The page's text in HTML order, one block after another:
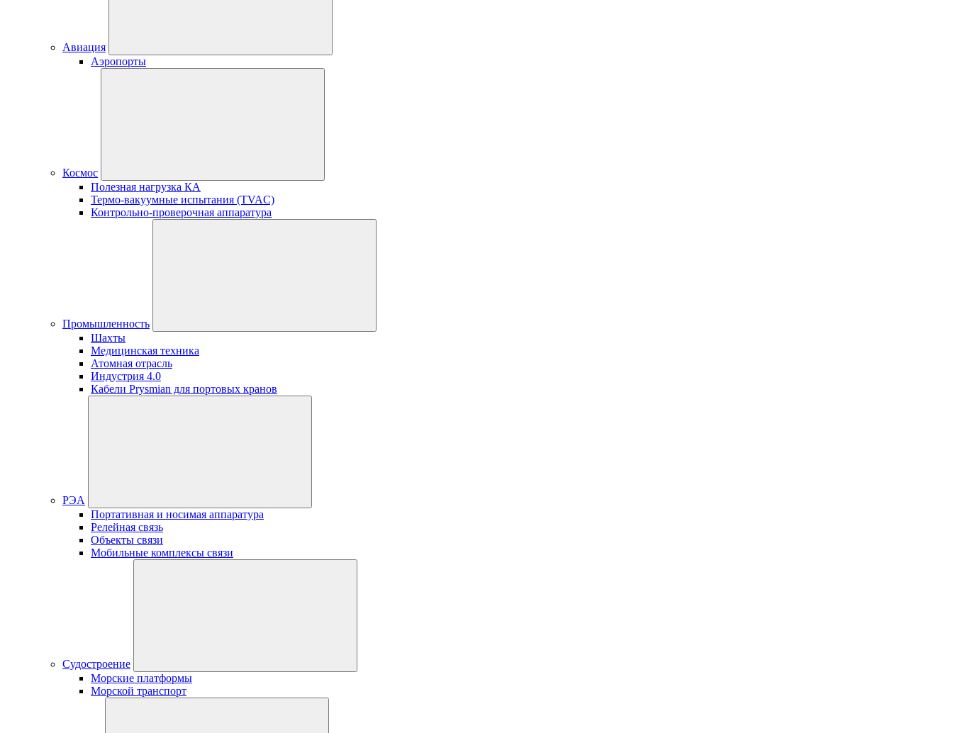
Авиация
Аэропорты
Космос
Полезная нагрузка КА
Термо-вакуумные испытания (TVAC)
Контрольно-проверочная аппаратура
Промышленность
Шахты
Медицинская техника
Атомная отрасль
Индустрия 4.0
Кабели Prysmian для портовых кранов
РЭА
Портативная и носимая аппаратура
Релейная связь
Объекты связи
Мобильные комплексы связи
Судостроение
Морские платформы
Морской транспорт